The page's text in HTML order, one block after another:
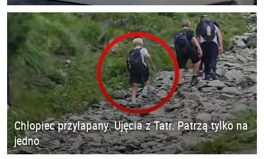
Chłopiec przyłapany. Ujęcia z Tatr. Patrzą tylko na
jedno